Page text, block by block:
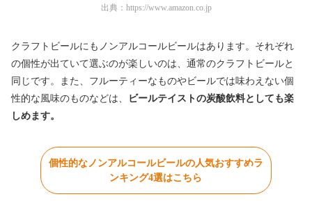
出典： https://www.amazon.co.jp
クラフトビールにもノンアルコールビールはあります。それぞれ
の個性が出ていて選ぶのが楽しいのは、通常のクラフトビールと
同じです。また、フルーティーなものやビールでは味わえない個
性的な風味のものなどは、
ビールテイストの炭酸飲料としても楽
しめます。
個性的なノンアルコールビールの人気おすすめラ
ンキング4選はこちら